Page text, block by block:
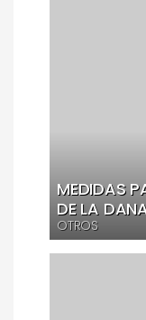
MEDIDAS
DE LA
OTROS